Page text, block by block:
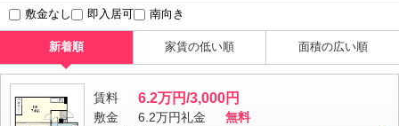
敷金なし 即入居可 南向き
新着順 家賃の低い順 面積の広い順
賃料 6.2万円/3,000円
敷金 6.2万円礼金
無料